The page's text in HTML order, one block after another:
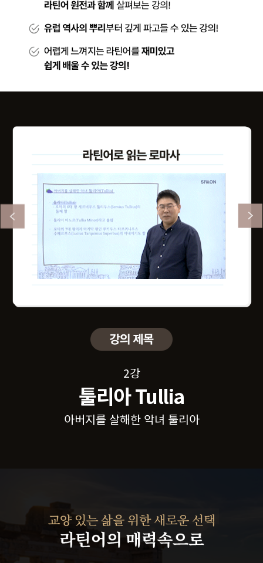
14강
카이사르 Caesar
주사위는 던져졌다
2강
툴리아 Tullia
아버지를 살해한 악녀 툴리아
5강
공화정 초기 인물들
로마를 배신한 코리올라누스
9강
포에니 전쟁
로마 vs 카르타고
14강
카이사르 Caesar
주사위는 던져졌다
2강
툴리아 Tullia
아버지를 살해한 악녀 툴리아